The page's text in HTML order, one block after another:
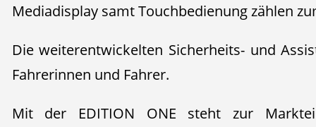
Mediadisplay samt Touchbedienung zählen
Die weiterentwickelten Sicherheits- und
Fahrerinnen und Fahrer.
Mit der EDITION ONE steht zur